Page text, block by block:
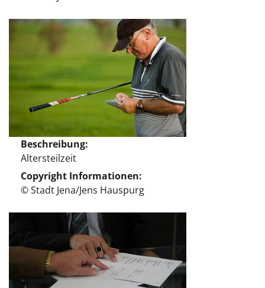
Beschreibung
Altersteilzeit
Copyright Informationen
© Stadt Jena/Jens Hauspurg